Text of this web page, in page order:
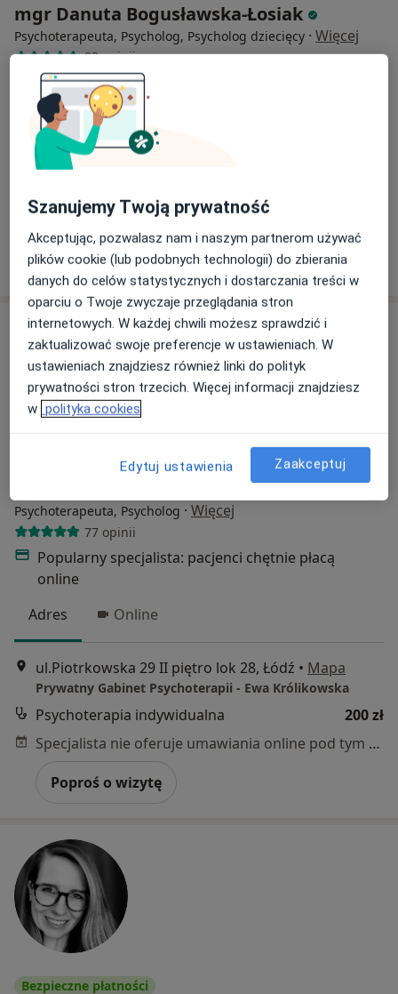
mgr Danuta Bogusławska-Łosiak
Psychoterapeuta, Psycholog, Psycholog dziecięcy · Więcej
28 opinii
Adres Online
Janosika 41, Łódź •
Ksztalt Emocji Psychoterapia i pomoc psychologiczna
Poproś o wizytę
Bezpieczne płatności
Psychoterapeuta, Psycholog · Więcej
77 opinii
Popularny specjalista: pacjenci chętnie płacą
online
Adres
Online
ul.Piotrkowska 29 II piętro lok 28, Łódź • Mapa
Prywatny Gabinet Psychoterapii - Ewa Królikowska
Psychoterapia indywidualna
200 zł
Specjalista nie oferuje umawiania online pod tym adresem.
Poproś o wizytę
Bezpieczne płatności
Szanujemy Twoją prywatność
Akceptując, pozwalasz nam i naszym partnerom używać
plików cookie (lub podobnych technologii) do zbierania
danych do celów statystycznych i dostarczania treści w
oparciu o Twoje zwyczaje przeglądania stron
internetowych. W każdej chwili możesz sprawdzić i
zaktualizować swoje preferencje w ustawieniach. W
ustawieniach znajdziesz również linki do polityk
prywatności stron trzecich. Więcej informacji znajdziesz
w polityka cookies
Edytuj ustawienia Zaakceptuj